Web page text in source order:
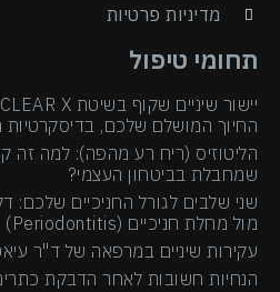
תחומי טיפול
החיוך המושלם שלכם,
הליטוזיס (ריח רע מהפה): למה זה
שמחבלת בביטחון העצמי?
מול מחלת חניכיים (Periodontitis)
עקירות שיניים במרפאה של ד"ר
הנחיות חשובות לאחר הדבקת
מדיניות פרטיות